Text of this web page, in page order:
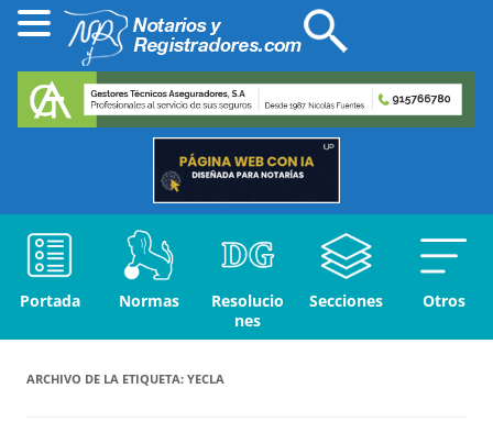
Portada Normas
Resolucio
nes
Secciones Otros
ARCHIVO DE LA ETIQUETA: YECLA